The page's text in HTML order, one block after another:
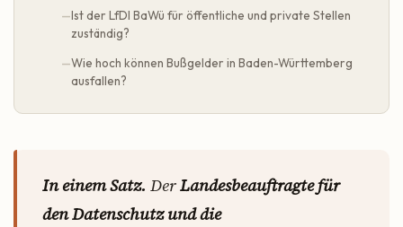
Ist der LfDI BaWü für öffentliche und private Stellen
zuständig?
Wie hoch können Bußgelder in Baden-Württemberg
ausfallen?
In einem Satz. DerLandesbeauftragte für
den Datenschutz und die